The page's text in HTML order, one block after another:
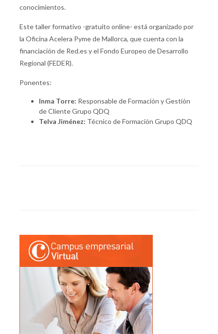
conocimientos.
Este taller formativo -gratuito online- está organizado por
la Oficina Acelera Pyme de Mallorca, que cuenta con la
financiación de Red.es y el Fondo Europeo de Desarrollo
Regional (FEDER).
Ponentes:
Inma Torre: Responsable de Formación y Gestión
de Cliente Grupo QDQ
Telva Jiménez: Técnico de Formación Grupo QDQ